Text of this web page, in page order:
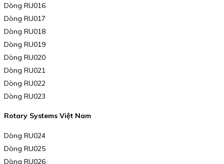
Dòng RU016
Dòng RU017
Dòng RU018
Dòng RU019
Dòng RU020
Dòng RU021
Dòng RU022
Dòng RU023
Rotary Systems Việt Nam
Dòng RU024
Dòng RU025
Dòng RU026